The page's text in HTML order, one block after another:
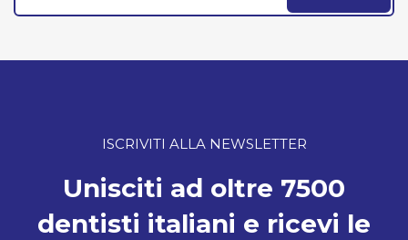
ISCRIVITI ALLA NEWSLETTER
Unisciti ad oltre 7500
dentisti italiani e ricevi le